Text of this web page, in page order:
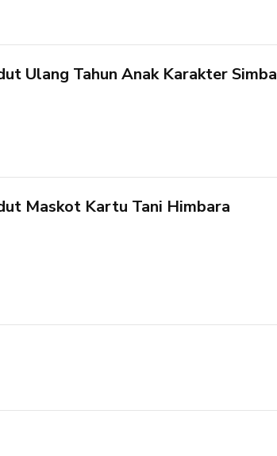
Ulang Tahun Anak Karakter Simba
Maskot Kartu Tani Himbara